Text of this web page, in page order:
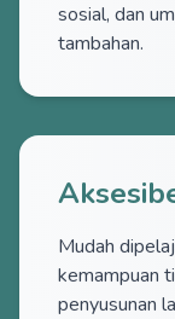
sosial, dan
tambahan.
Mudah
kemampuan
penyusunan